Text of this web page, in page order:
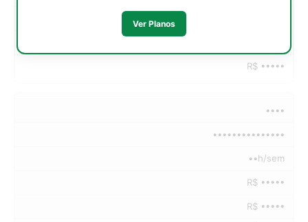
R$ •••••
••••
•••••••••••••••
••h/sem
R$ •••••
R$ •••••
Ver Planos